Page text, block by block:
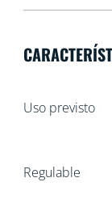
Uso previsto
Regulable